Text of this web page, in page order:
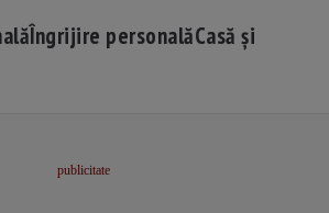
Îngrijire personalăCasă și